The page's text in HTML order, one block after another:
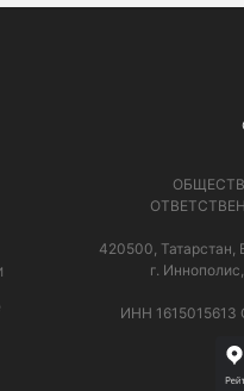
420500, Татарстан,
г.
ИНН 1615015613